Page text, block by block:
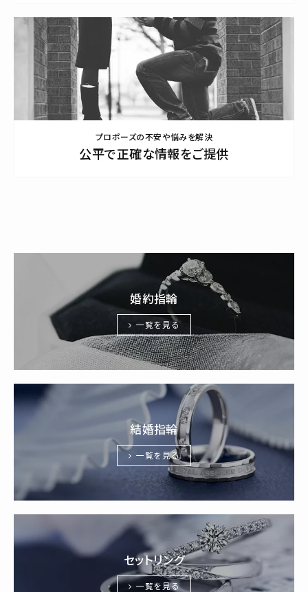
プロポーズの不安や悩みを解決
公平で正確な情報をご提供
婚約指輪
一覧を見る
結婚指輪
一覧を見る
セットリング
一覧を見る